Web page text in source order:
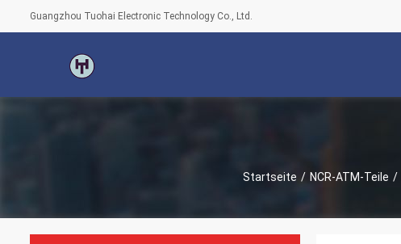
Guangzhou Tuohai Electronic Technology Co., Ltd.
Startseite / NCR-ATM-Teile /